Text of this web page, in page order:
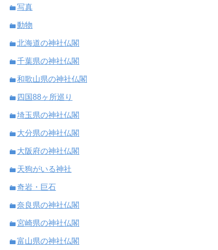
写真
動物
北海道の神社仏閣
千葉県の神社仏閣
和歌山県の神社仏閣
四国88ヶ所巡り
埼玉県の神社仏閣
大分県の神社仏閣
大阪府の神社仏閣
天狗がいる神社
奇岩・巨石
奈良県の神社仏閣
宮崎県の神社仏閣
富山県の神社仏閣